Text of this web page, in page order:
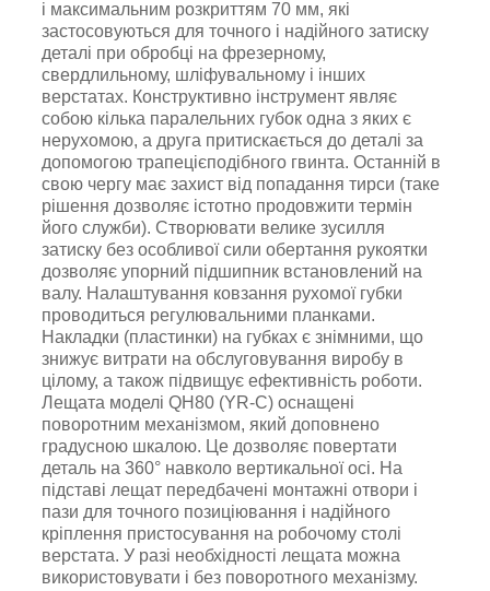
і максимальним розкриттям 70 мм, які
застосовуються для точного і надійного затиску
деталі при обробці на фрезерному,
свердлильному, шліфувальному і інших
верстатах. Конструктивно інструмент являє
собою кілька паралельних губок одна з яких є
нерухомою, а друга притискається до деталі за
допомогою трапецієподібного гвинта. Останній в
свою чергу має захист від попадання тирси (таке
рішення дозволяє істотно продовжити термін
його служби). Створювати велике зусилля
затиску без особливої сили обертання рукоятки
дозволяє упорний підшипник встановлений на
валу. Налаштування ковзання рухомої губки
проводиться регулювальними планками.
Накладки (пластинки) на губках є знімними, що
знижує витрати на обслуговування виробу в
цілому, а також підвищує ефективність роботи.
Лещата моделі QH80 (YR-C) оснащені
поворотним механізмом, який доповнено
градусною шкалою. Це дозволяє повертати
деталь на 360° навколо вертикальної осі. На
підставі лещат передбачені монтажні отвори і
пази для точного позиціювання і надійного
кріплення пристосування на робочому столі
верстата. У разі необхідності лещата можна
використовувати і без поворотного механізму.